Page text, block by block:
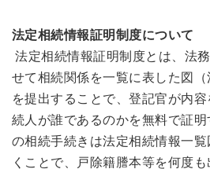
法定相続情報証明制度について
法定相続情報証明制度とは、法
せて相続関係を一覧に表した図（
を提出することで、登記官が内
続人が誰であるのかを無料で証
の相続手続きは法定相続情報一
くことで、戸除籍謄本等を何度